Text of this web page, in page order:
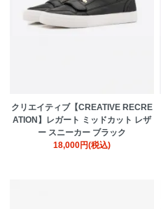
クリエイティブ【CREATIVE RECRE
ATION】レガート ミッドカット レザ
ー スニーカー ブラック
18,000円(税込)